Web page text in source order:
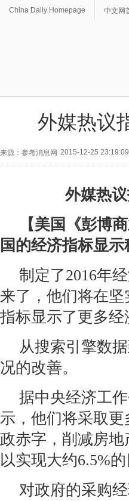
China Daily Homepage 中文网
外媒热议
来源：参考消息网 2015-12-25 23:19:09
外媒热
【美国《彭博
国的经济指标显
制定了2016年
来了，他们将在
指标显示了更多经
从搜索引擎数
况的改善。
据中央经济工
示，他们将采取
政赤字，削减房
以实现大约6.5%的
对政府的采购